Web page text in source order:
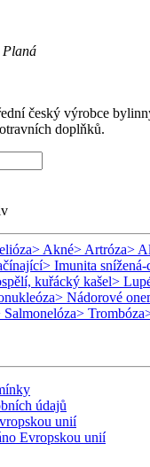
Planá
český výrobce
doplňků.
> Akné> Artróza>
> Imunita snížená-
kuřácký kašel>
> Nádorové
Salmonelóza> Trombóza
údajů
unií
Evropskou unií